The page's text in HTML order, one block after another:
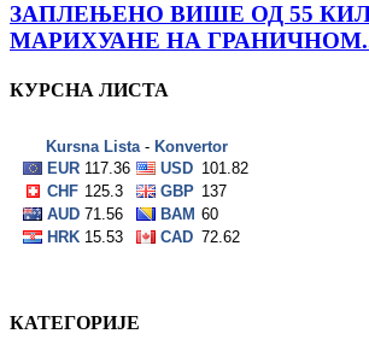
ЗАПЛЕЊЕНО ВИШЕ ОД 55
МАРИХУАНЕ НА
КУРСНА ЛИСТА
КАТЕГОРИЈЕ